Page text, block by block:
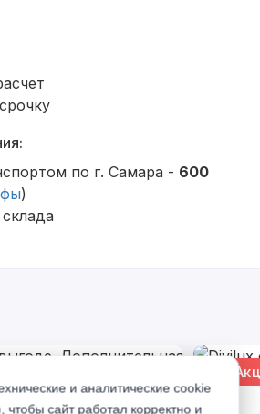
по г. Самара - 600
)
%
и аналитические cookie
чтобы сайт работал корректно и